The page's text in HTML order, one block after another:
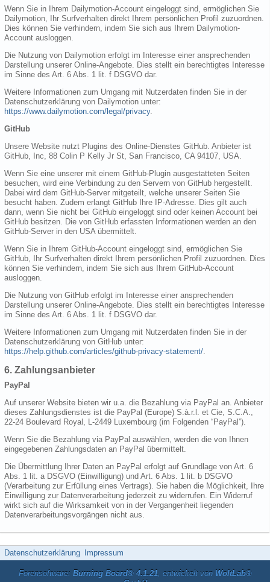
Wenn Sie in Ihrem Dailymotion-Account eingeloggt sind, ermöglichen Sie
Dailymotion, Ihr Surfverhalten direkt Ihrem persönlichen Profil zuzuordnen.
Dies können Sie verhindern, indem Sie sich aus Ihrem Dailymotion-
Account ausloggen.
Die Nutzung von Dailymotion erfolgt im Interesse einer ansprechenden
Darstellung unserer Online-Angebote. Dies stellt ein berechtigtes Interesse
im Sinne des Art. 6 Abs. 1 lit. f DSGVO dar.
Weitere Informationen zum Umgang mit Nutzerdaten finden Sie in der
Datenschutzerklärung von Dailymotion unter:
https://www.dailymotion.com/legal/privacy.
GitHub
Unsere Website nutzt Plugins des Online-Dienstes GitHub. Anbieter ist
GitHub, Inc, 88 Colin P Kelly Jr St, San Francisco, CA 94107, USA.
Wenn Sie eine unserer mit einem GitHub-Plugin ausgestatteten Seiten
besuchen, wird eine Verbindung zu den Servern von GitHub hergestellt.
Dabei wird dem GitHub-Server mitgeteilt, welche unserer Seiten Sie
besucht haben. Zudem erlangt GitHub Ihre IP-Adresse. Dies gilt auch
dann, wenn Sie nicht bei GitHub eingeloggt sind oder keinen Account bei
GitHub besitzen. Die von GitHub erfassten Informationen werden an den
GitHub-Server in den USA übermittelt.
Wenn Sie in Ihrem GitHub-Account eingeloggt sind, ermöglichen Sie
GitHub, Ihr Surfverhalten direkt Ihrem persönlichen Profil zuzuordnen. Dies
können Sie verhindern, indem Sie sich aus Ihrem GitHub-Account
ausloggen.
Die Nutzung von GitHub erfolgt im Interesse einer ansprechenden
Darstellung unserer Online-Angebote. Dies stellt ein berechtigtes Interesse
im Sinne des Art. 6 Abs. 1 lit. f DSGVO dar.
Weitere Informationen zum Umgang mit Nutzerdaten finden Sie in der
Datenschutzerklärung von GitHub unter:
https://help.github.com/articles/github-privacy-statement/
6. Zahlungsanbieter
PayPal
Auf unserer Website bieten wir u.a. die Bezahlung via PayPal an. Anbieter
dieses Zahlungsdienstes ist die PayPal (Europe) S.à.r.l. et Cie, S.C.A.,
22-24 Boulevard Royal, L-2449 Luxembourg (im Folgenden “PayPal”).
Wenn Sie die Bezahlung via PayPal auswählen, werden die von Ihnen
eingegebenen Zahlungsdaten an PayPal übermittelt.
Die Übermittlung Ihrer Daten an PayPal erfolgt auf Grundlage von Art. 6
Abs. 1 lit. a DSGVO (Einwilligung) und Art. 6 Abs. 1 lit. b DSGVO
(Verarbeitung zur Erfüllung eines Vertrags). Sie haben die Möglichkeit, Ihre
Einwilligung zur Datenverarbeitung jederzeit zu widerrufen. Ein Widerruf
wirkt sich auf die Wirksamkeit von in der Vergangenheit liegenden
Datenverarbeitungsvorgängen nicht aus.
Datenschutzerklärung Impressum
Forensoftware: Burning Board® 4.1.21, entwickelt von WoltLab®